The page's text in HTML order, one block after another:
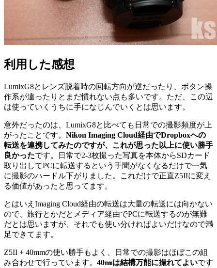
利用した感想
LumixG8とレンズ脱着時の回転方向が逆だったり、ボタン操
作系が違ったりとまだ慣れない点も多いです。ただ、この辺
は使っていくうちに手になじんでいくとは思います。
意外だったのは、LumixG8と比べても日常での撮影頻度が上
がったことです。 Nikon Imaging Cloud経由でDropboxへの
転送を連携してみたのですが、これが思った以上に使い勝手
良かったです。日常で2-3枚撮った写真を本体からSDカード
取り出してPCに転送するという手間がなくなるだけで一気
に撮影のハードル下がりました。これだけで正直Z5IIに変え
る価値があったと思ってます。
とはいえImaging Cloud経由の転送は大量の転送には向かない
ので、旅行とかだとメディア経由でPCに転送するのが無難
だとは思いますが、それでも使い分ければよいだけなので満
足できてます。
Z5II + 40mmの使い勝手もよく、日常での撮影はほぼこの組
み合わせで行っています。 40㎜は結構万能に撮れてよいです